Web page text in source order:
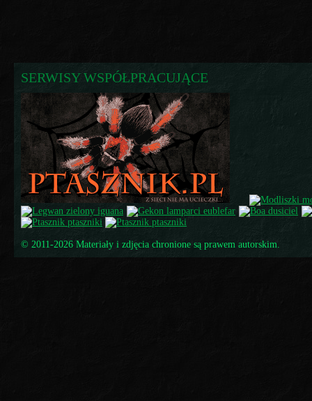
SERWISY WSPÓŁPRACUJĄCE
© 2011-2026 Materiały i zdjęcia chronione są prawem autorskim.